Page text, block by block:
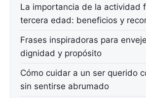
La importancia de la actividad
tercera edad: beneficios y
Frases inspiradoras para
dignidad y propósito
Cómo cuidar a un ser querido
sin sentirse abrumado